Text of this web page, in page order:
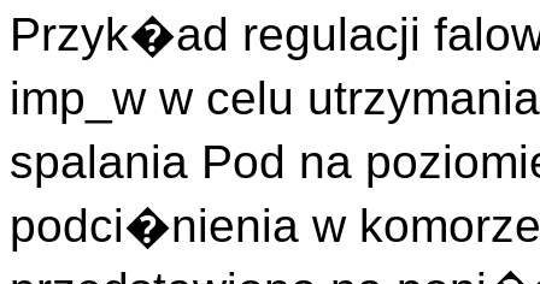
Przyk�ad regulacji
imp_w w celu
spalania Pod na
podci�nienia w